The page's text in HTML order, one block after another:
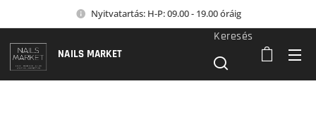
Nyitvatartás: H-P: 09.00 - 19.00 óráig
NAILS MARKET
Keresés